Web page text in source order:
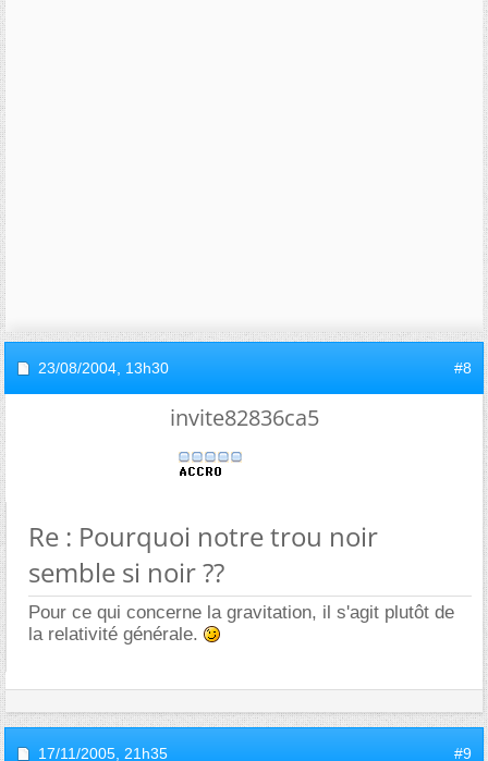
23/08/2004, 13h30 #8
invite82836ca5
Re : Pourquoi notre trou noir
semble si noir ??
Pour ce qui concerne la gravitation, il s'agit plutôt de
la relativité générale.
17/11/2005, 21h35 #9